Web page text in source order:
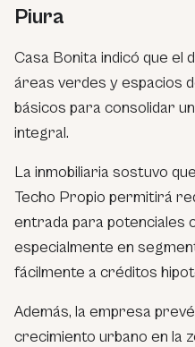
Piura
Casa Bonita indicó que el
áreas verdes y espacios
básicos para consolidar
integral.
La inmobiliaria sostuvo
Techo Propio permitirá
entrada para potenciales
especialmente en
fácilmente a créditos
Además, la empresa
crecimiento urbano en la